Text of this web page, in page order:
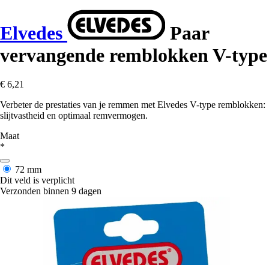
Elvedes
Paar
vervangende remblokken V-type
€ 6,21
Verbeter de prestaties van je remmen met Elvedes V-type remblokken:
slijtvastheid en optimaal remvermogen.
Maat
*
72 mm
Dit veld is verplicht
Verzonden binnen 9 dagen